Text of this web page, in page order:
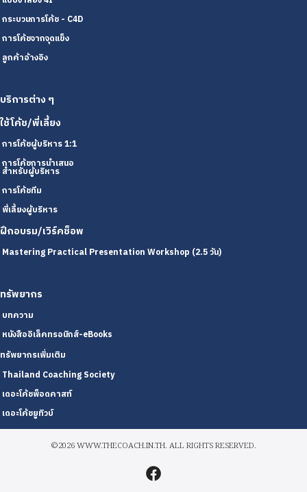
กระบวนการโค้ช - C4D
การโค้ชจากจุดแข็ง
ลูกค้าอ้างอิง
บริการต่าง ๆ
ใช้โค้ช/พี่เลี้ยง
การโค้ชผู้บริหาร 1:1
การโค้ชการนำเสนอ
สำหรับผู้บริหาร
การโค้ชทีม
พี่เลี้ยงผู้บริหาร
ฝึกอบรม/เวิร์คช็อพ
Mastering Practical Presentation Workshop (2.5 วัน)
ทรัพยากร
บทความ
หนังสืออิเล็คทรอนิกส์-eBooks
ทรัพยากรเพิ่มเติม
Thailand Coaching Society
เดอะโค้ชพ็อดคาสท์
เดอะโค้ชยูทิวบ์
©2026 WWW.THECOACH.IN.TH. ALL RIGHTS RESERVED.